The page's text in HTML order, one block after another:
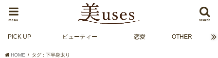
search
menu
PICK UP ビューティー 恋愛 OTHER
HOME タグ : 下半身太り